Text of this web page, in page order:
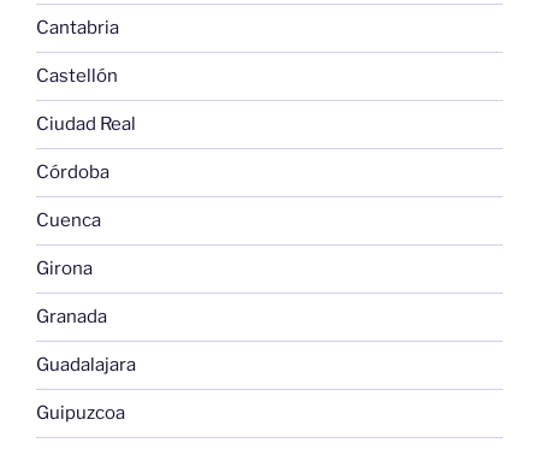
Cantabria
Castellón
Ciudad Real
Córdoba
Cuenca
Girona
Granada
Guadalajara
Guipuzcoa